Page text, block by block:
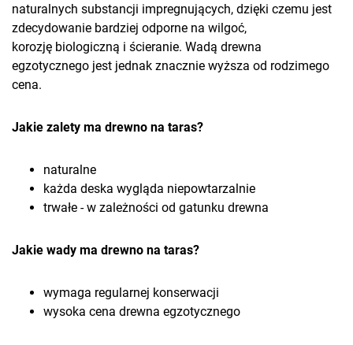
naturalnych substancji impregnujących, dzięki czemu jest
zdecydowanie bardziej odporne na wilgoć,
korozję biologiczną i ścieranie. Wadą drewna
egzotycznego jest jednak znacznie wyższa od rodzimego
cena.
Jakie zalety ma drewno na taras?
naturalne
każda deska wygląda niepowtarzalnie
trwałe - w zależności od gatunku drewna
Jakie wady ma drewno na taras?
wymaga regularnej konserwacji
wysoka cena drewna egzotycznego